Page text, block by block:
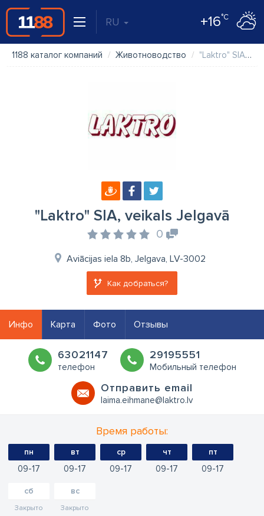
RU +16°C
1188 каталог компаний Животноводство "Laktro" SIA, veikals Jelgavā
"Laktro" SIA, veikals Jelgavā
0
Aviācijas iela 8b, Jelgava, LV-3002
Как добраться?
Инфо Карта Фото Отзывы
63021147
телефон
29195551
Мобильный телефон
Oтправить email
laima.eihmane@laktro.lv
Время работы:
пн
09 17
вт
09 17
ср
09 17
чт
09 17
пт
09 17
сб
Закрыто
вс
Закрыто